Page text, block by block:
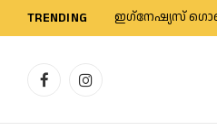
TRENDING
FacebookInstagram